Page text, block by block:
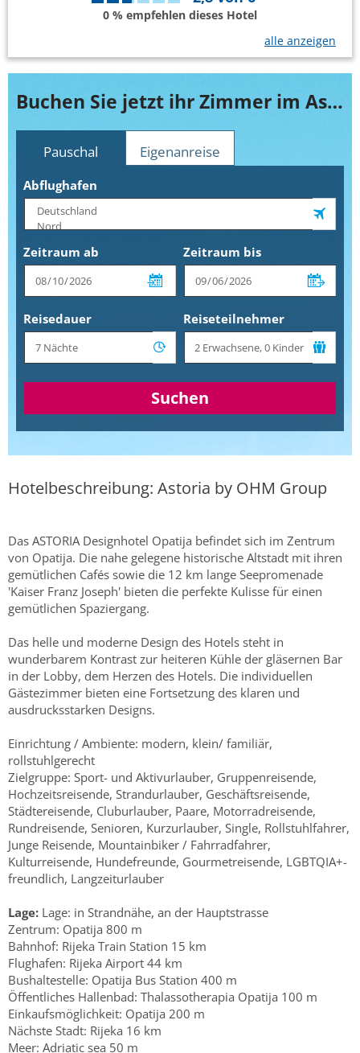
0 % empfehlen dieses Hotel
alle anzeigen
Buchen Sie jetzt ihr Zimmer im Astoria by OHM Group
Pauschal Eigenanreise
Abflughafen
Zeitraum ab Zeitraum bis
Reisedauer Reiseteilnehmer
Suchen
Hotelbeschreibung: Astoria by OHM Group
Das ASTORIA Designhotel Opatija befindet sich im Zentrum
von Opatija. Die nahe gelegene historische Altstadt mit ihren
gemütlichen Cafés sowie die 12 km lange Seepromenade
'Kaiser Franz Joseph' bieten die perfekte Kulisse für einen
gemütlichen Spaziergang.
Das helle und moderne Design des Hotels steht in
wunderbarem Kontrast zur heiteren Kühle der gläsernen Bar
in der Lobby, dem Herzen des Hotels. Die individuellen
Gästezimmer bieten eine Fortsetzung des klaren und
ausdrucksstarken Designs.
Einrichtung / Ambiente: modern, klein/ familiär,
rollstuhlgerecht
Zielgruppe: Sport- und Aktivurlauber, Gruppenreisende,
Hochzeitsreisende, Strandurlauber, Geschäftsreisende,
Städtereisende, Cluburlauber, Paare, Motorradreisende,
Rundreisende, Senioren, Kurzurlauber, Single, Rollstuhlfahrer,
Junge Reisende, Mountainbiker / Fahrradfahrer,
Kulturreisende, Hundefreunde, Gourmetreisende, LGBTQIA+-
freundlich, Langzeiturlauber
Lage: Lage: in Strandnähe, an der Hauptstrasse
Zentrum: Opatija 800 m
Bahnhof: Rijeka Train Station 15 km
Flughafen: Rijeka Airport 44 km
Bushaltestelle: Opatija Bus Station 400 m
Öffentliches Hallenbad: Thalassotherapia Opatija 100 m
Einkaufsmöglichkeit: Opatija 200 m
Nächste Stadt: Rijeka 16 km
Meer: Adriatic sea 50 m